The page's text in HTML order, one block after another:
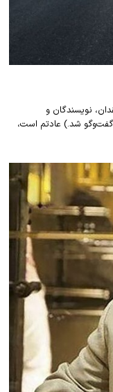
نویسندگان و
شد.) عادتم است،